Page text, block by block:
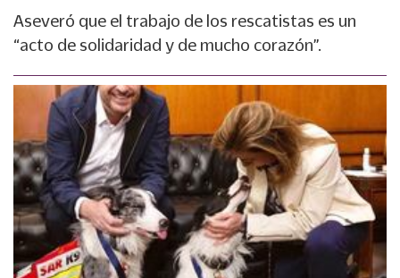
Aseveró que el trabajo de los rescatistas es un
“acto de solidaridad y de mucho corazón”.